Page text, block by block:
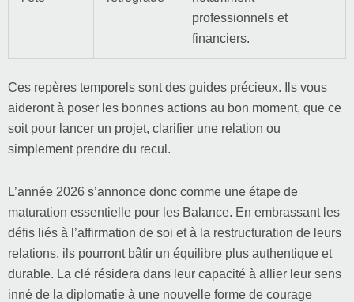
professionnels et
financiers.
Ces repères temporels sont des guides précieux. Ils vous
aideront à poser les bonnes actions au bon moment, que ce
soit pour lancer un projet, clarifier une relation ou
simplement prendre du recul.
L’année 2026 s’annonce donc comme une étape de
maturation essentielle pour les Balance. En embrassant les
défis liés à l’affirmation de soi et à la restructuration de leurs
relations, ils pourront bâtir un équilibre plus authentique et
durable. La clé résidera dans leur capacité à allier leur sens
inné de la diplomatie à une nouvelle forme de courage